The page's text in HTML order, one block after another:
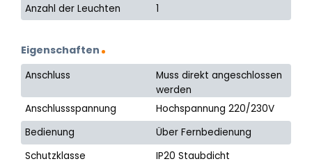
Anzahl der Leuchten
1
Eigenschaften
Anschluss
Muss direkt angeschlossen
werden
Anschlussspannung
Hochspannung 220/230V
Bedienung
Über Fernbedienung
Schutzklasse
IP20 Staubdicht